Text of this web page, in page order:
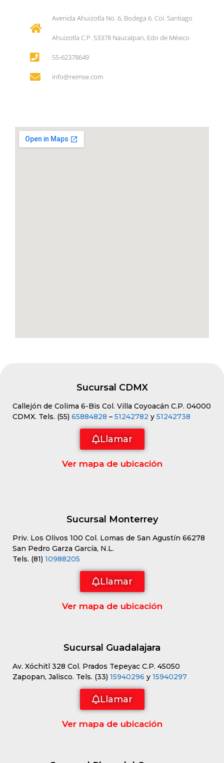
Avenida Ahuizotla No. 6, Bodega 6. Col. Santiago
Ahuizotla C.P. 53378 Naucalpan, Edo de México
55-62378649
info@reimse.com
Sucursal CDMX
Callejón de Colima 6-Bis Col. Villa Coyoacán C.P. 04000
CDMX. Tels. (55) 65884828 – 51242782 y 51242738
Llamar
Ver mapa de ubicación
Sucursal Monterrey
Priv. Los Olivos 100 Col. Lomas de San Agustín 66278
San Pedro Garza García, N.L.
Tels. (81) 10988205
Llamar
Ver mapa de ubicación
Sucursal Guadalajara
Av. Xóchitl 328 Col. Prados Tepeyac C.P. 45050
Zapopan, Jalisco. Tels. (33) 15940296 y 15940297
Llamar
Ver mapa de ubicación